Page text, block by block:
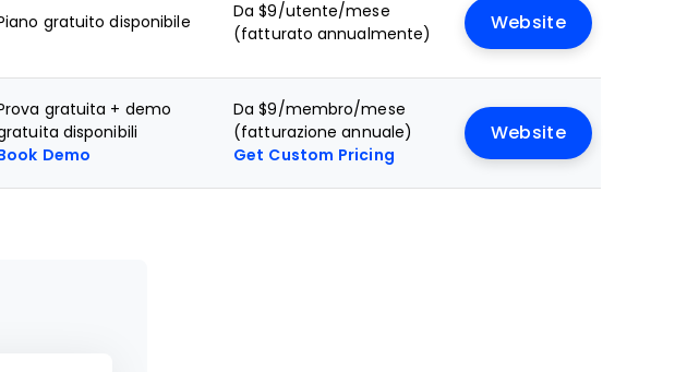
gratuito disponibile
Da $9/utente/mese
(fatturato annualmente)
Website
gratuita + demo
disponibili
Demo
Da $9/membro/mese
(fatturazione annuale)
Get Custom Pricing
Website